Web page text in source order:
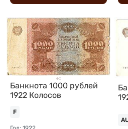
Банкнота 1000 рублей
1922 Колосов
F